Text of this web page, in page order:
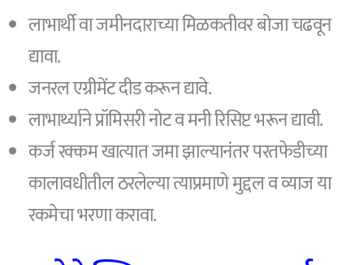
लाभार्थी वा जमीनदाराच्या मिळकतीवर बोजा चढवून
द्यावा.
जनरल एग्रीमेंट दीड करून द्यावे.
लाभार्थ्याने प्रॉमिसरी नोट व मनी रिसिप्ट भरून द्यावी.
कर्ज रक्कम खात्यात जमा झाल्यानंतर परतफेडीच्या
कालावधीतील ठरलेल्या त्याप्रमाणे मुद्दल व व्याज या
रकमेचा भरणा करावा.